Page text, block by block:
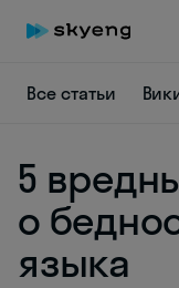
Все статьи
5
о
языка
Skyeng Chat